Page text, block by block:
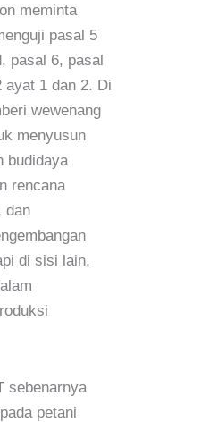
meminta
pasal 5
pasal 6, pasal
ayat 1 dan 2. Di
wewenang
menyusun
budidaya
rencana
dan
di sisi lain,
sebenarnya
petani